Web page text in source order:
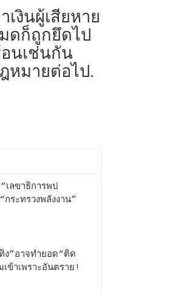
งินผู้เสียหาย
ดก็ถูกยึดไป
นเช่นกัน
หมายต่อไป.
เลขาธิการพป
ระทรวงพลังงาน”
ง”อาจทำยอด“ติด
ข้าเพราะอันตราย!